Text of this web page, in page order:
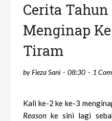
Cerita
Menginap
Tiram
byFieza Sani 08:30 1
Kali ke-2 ke ke-3
Reason ke sini lagi